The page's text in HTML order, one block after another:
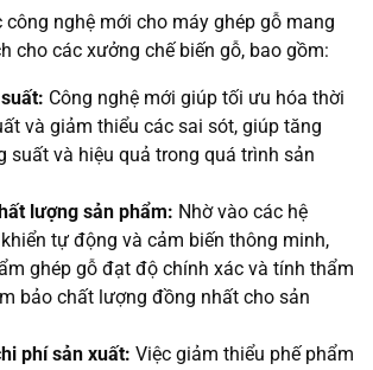
công nghệ mới cho máy ghép gỗ mang
cho các xưởng chế biến gỗ, bao gồm:
Công nghệ mới giúp tối ưu hóa thời
và giảm thiểu các sai sót, giúp tăng
suất và hiệu quả trong quá trình sản
lượng sản phẩm: Nhờ vào các hệ
tự động và cảm biến thông minh,
ghép gỗ đạt độ chính xác và tính thẩm
bảo chất lượng đồng nhất cho sản
phí sản xuất: Việc giảm thiểu phế phẩm